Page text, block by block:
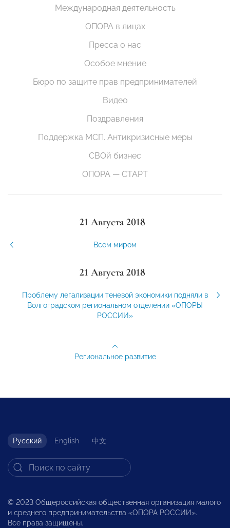
Международная деятельность
ОПОРА в лицах
Пресса о нас
Особое мнение
Бюро по защите прав предпринимателей
Видео
Поздравления
Поддержка МСП. Антикризисные меры
СВОй бизнес
ОПОРА — СТАРТ
21 Августа 2018
Всем миром
21 Августа 2018
Проблему легализации теневой экономики подняли в
Волгоградском региональном отделении «ОПОРЫ
РОССИИ»
Региональное развитие
Русский English 中文
© 2023 Общероссийская общественная организация малого
и среднего предпринимательства «ОПОРА РОССИИ».
Все права защищены.